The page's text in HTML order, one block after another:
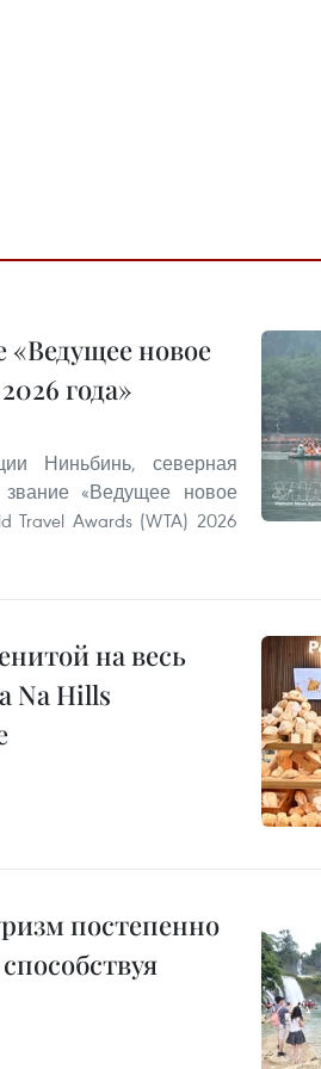
новое
года»
Ниньбинь, северная
«Ведущее новое
Travel Awards (WTA) 2026
на весь
Na Hills
постепенно